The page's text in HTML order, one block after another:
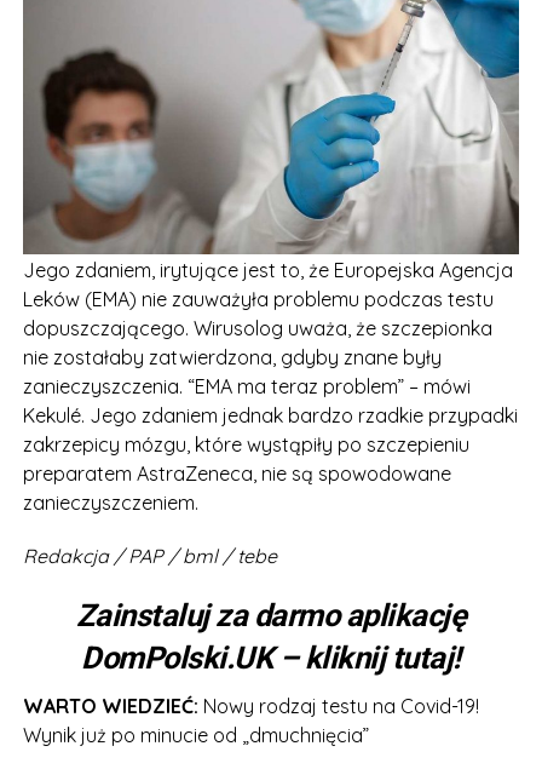
Jego zdaniem, irytujące jest to, że Europejska Agencja
Leków (EMA) nie zauważyła problemu podczas testu
dopuszczającego. Wirusolog uważa, że szczepionka
nie zostałaby zatwierdzona, gdyby znane były
zanieczyszczenia. “EMA ma teraz problem” – mówi
Kekulé. Jego zdaniem jednak bardzo rzadkie przypadki
zakrzepicy mózgu, które wystąpiły po szczepieniu
preparatem AstraZeneca, nie są spowodowane
zanieczyszczeniem.
Redakcja / PAP / bml / tebe
Zainstaluj za darmo aplikację
DomPolski.UK – kliknij tutaj!
WARTO WIEDZIEĆ: Nowy rodzaj testu na Covid-19!
Wynik już po minucie od „dmuchnięcia”